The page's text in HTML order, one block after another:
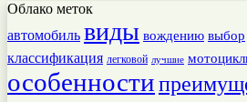
Облако меток
автомобиль виды вождению выбор
классификация легковой лучшие
особенности